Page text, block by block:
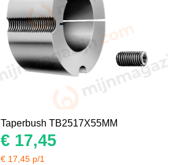
Taperbush TB2517X55MM
€ 17,45
€ 17,45 p/1